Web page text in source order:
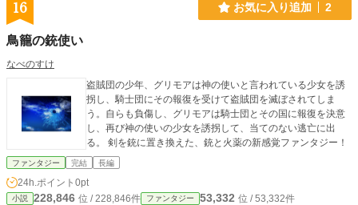
16 お気に入り追加 2
鳥籠の銃使い
なべのすけ
盗賊団の少年、グリモアは神の使いと言われている少女を誘
拐し、騎士団にその報復を受けて盗賊団を滅ぼされてしま
う。自らも負傷し、グリモアは騎士団とその国に報復を決意
し、再び神の使いの少女を誘拐して、当てのない逃亡に出
る。 剣を銃に置き換えた、銃と火薬の新感覚ファンタジー！
ファンタジー 完結 長編
24h.ポイント 0pt
小説 228,846 位 / 228,846件 ファンタジー 53,332 位 / 53,332件